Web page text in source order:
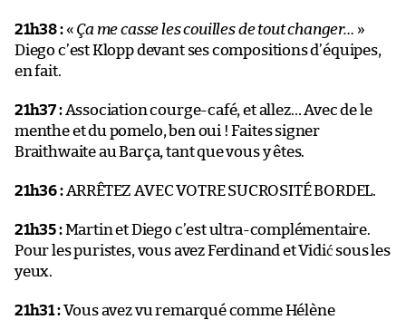
21h38 :« Ça me casse les couilles de tout changer… »
Diego c’est Klopp devant ses compositions d’équipes,
en fait.
21h37 :Association courge-café, et allez… Avec de le
menthe et du pomelo, ben oui ! Faites signer
Braithwaite au Barça, tant que vous y êtes.
21h36 :ARRÊTEZ AVEC VOTRE SUCROSITÉ BORDEL.
21h35 :Martin et Diego c’est ultra-complémentaire.
Pour les puristes, vous avez Ferdinand et Vidić sous les
yeux.
21h31 :Vous avez vu remarqué comme Hélène